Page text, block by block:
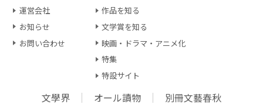
運営会社
お知らせ
お問い合わせ
作品を知る
文学賞を知る
映画・ドラマ・アニメ化
特集
特設サイト
文學界 オール讀物 別冊文藝春秋